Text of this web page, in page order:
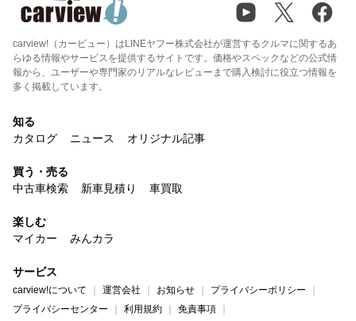
carview!（カービュー）はLINEヤフー株式会社が運営するクルマに関するあ
らゆる情報やサービスを提供するサイトです。価格やスペックなどの公式情
報から、ユーザーや専門家のリアルなレビューまで購入検討に役立つ情報を
多く掲載しています。
知る
カタログ
ニュース オリジナル記事
買う・売る
中古車検索
新車見積り 車買取
楽しむ
マイカー
みんカラ
サービス
carview!について 運営会社 お知らせ
プライバシーポリシー
プライバシーセンター
利用規約
免責事項